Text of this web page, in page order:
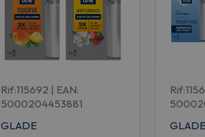
Rif:115692 | EAN:
5000204453881
GLADE
GLADE